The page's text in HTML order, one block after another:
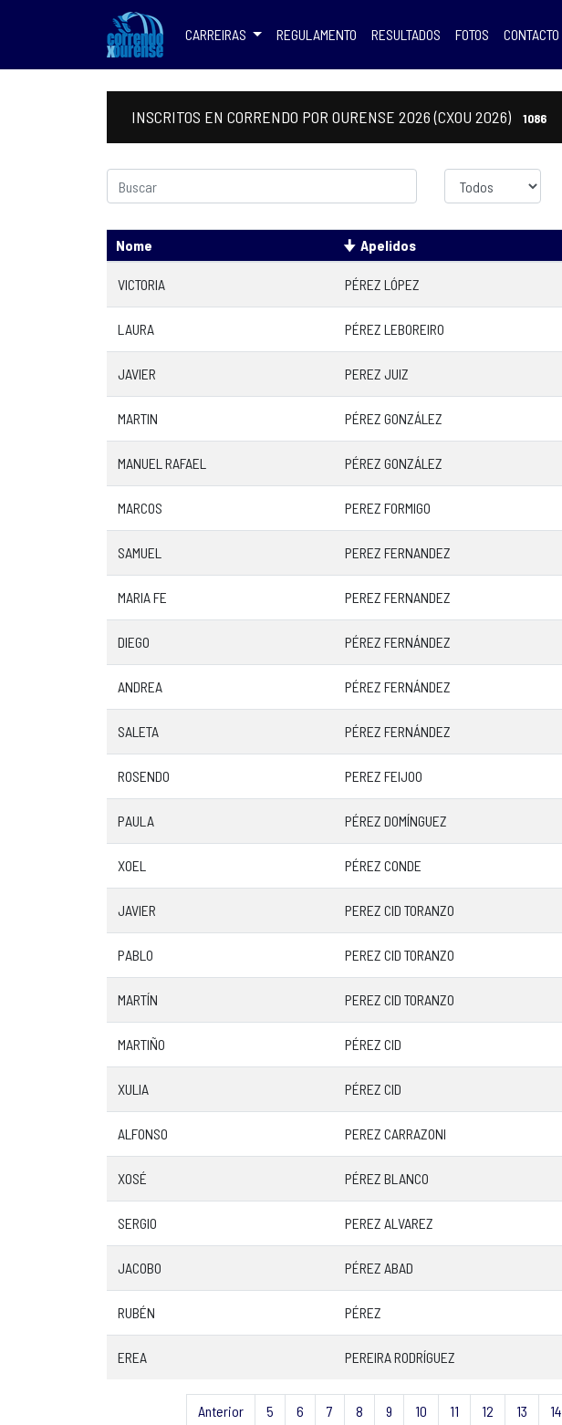
CARREIRAS REGULAMENTO RESULTADOS FOTOS CONTACTO
INSCRITOS EN CORRENDO POR OURENSE 2026 (CXOU 2026) 1086
Sexo
Nome Apelidos
VICTORIA PÉREZ LÓPEZ
LAURA PÉREZ LEBOREIRO
JAVIER PEREZ JUIZ
MARTIN PÉREZ GONZÁLEZ
MANUEL RAFAEL PÉREZ GONZÁLEZ
MARCOS PEREZ FORMIGO
SAMUEL PEREZ FERNANDEZ
MARIA FE PEREZ FERNANDEZ
DIEGO PÉREZ FERNÁNDEZ
ANDREA PÉREZ FERNÁNDEZ
SALETA PÉREZ FERNÁNDEZ
ROSENDO PEREZ FEIJOO
PAULA PÉREZ DOMÍNGUEZ
XOEL PÉREZ CONDE
JAVIER PEREZ CID TORANZO
PABLO PEREZ CID TORANZO
MARTÍN PEREZ CID TORANZO
MARTIÑO PÉREZ CID
XULIA PÉREZ CID
ALFONSO PEREZ CARRAZONI
XOSÉ PÉREZ BLANCO
SERGIO PEREZ ALVAREZ
JACOBO PÉREZ ABAD
RUBÉN PÉREZ
EREA PEREIRA RODRÍGUEZ
Anterior 5 6 7 8 9 10 11 12 13 14